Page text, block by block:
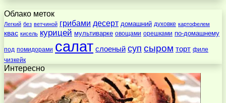
Облако меток
Легкий без ветчиной грибами десерт домашний духовке картофелем
квас кисель курицей мультиварке овощами орешками по-домашнему
под помидорами салат слоеный суп сыром торт филе
чизкейк
Интересно